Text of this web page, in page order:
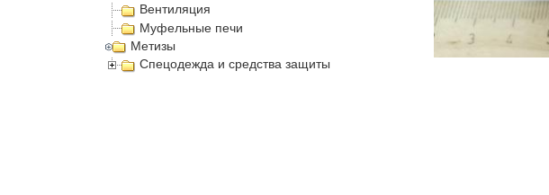
Вентиляция
Муфельные печи
Метизы
Спецодежда и средства защиты